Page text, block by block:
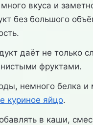
вкуса и
без большого
даёт не только
фруктами.
немного белка
куриное яйцо.
в каши,